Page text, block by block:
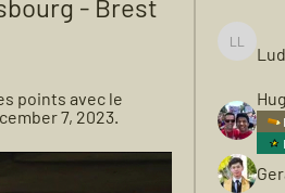
- Brest
points avec le
7, 2023.